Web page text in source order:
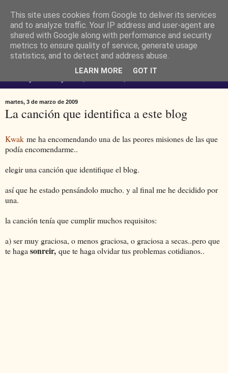
Ferendus K. Resimler -
personal
martes, 3 de marzo de 2009
La canción que identifica a este blog
Kwak me ha encomendando una de las peores misiones de las que
podía encomendarme..
elegir una canción que identifique el blog.
así que he estado pensándolo mucho. y al final me he decidido por
una.
la canción tenía que cumplir muchos requisitos:
a) ser muy graciosa, o menos graciosa, o graciosa a secas..pero que
te haga sonreir, que te haga olvidar tus problemas cotidianos..
This site uses cookies from Google to deliver its services
and to analyze traffic. Your IP address and user-agent are
shared with Google along with performance and security
metrics to ensure quality of service, generate usage
statistics, and to detect and address abuse.
LEARN MORE GOT IT